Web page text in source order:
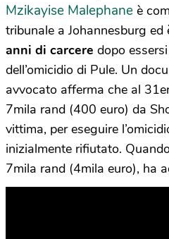
Mzikayise Malephane è
tribunale a Johannesburg
anni di carcere dopo
dell’omicidio di Pule. Un
avvocato afferma che al
7mila rand (400 euro) da
vittima, per eseguire
inizialmente rifiutato.
7mila rand (4mila euro), ha